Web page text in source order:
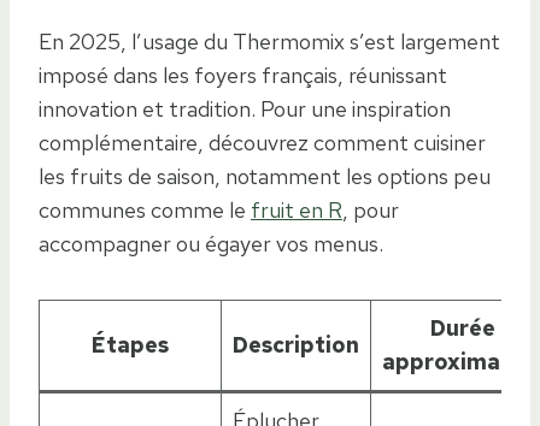
En 2025, l’usage du Thermomix s’est largement
imposé dans les foyers français, réunissant
innovation et tradition. Pour une inspiration
complémentaire, découvrez comment cuisiner
les fruits de saison, notamment les options peu
communes comme le fruit en R, pour
accompagner ou égayer vos menus.
Étapes Description
Durée